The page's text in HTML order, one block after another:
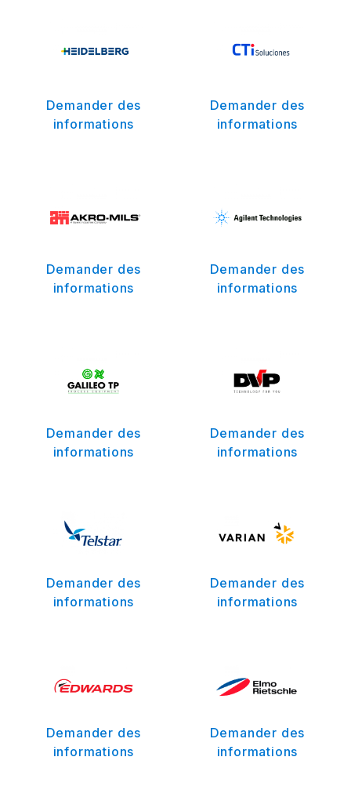
Demander des
informations
Demander des
informations
Demander des
informations
Demander des
informations
Demander des
informations
Demander des
informations
Demander des
informations
Demander des
informations
Demander des
informations
Demander des
informations